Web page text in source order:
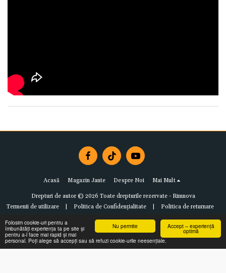
Accept – experiență
optimă
Nu permite
Folosim cookie-uri pentru a
îmbunătăți experiența ta pe site și
pentru a-l face mai rapid și mai
personal. Poți alege să accepți sau să refuzi cookie-urile neesențiale.
Acasă Magazin Jante Despre Noi Mai Mult
Drepturi de autor © 2026 Toate drepturile rezervate - Rimnova
Termenii de utilizare| Politica de Confidențialitate| Politica de returnare